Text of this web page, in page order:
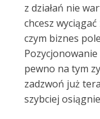
z działań nie
chcesz
czym biznes
pewno na tym
zadzwoń już
szybciej